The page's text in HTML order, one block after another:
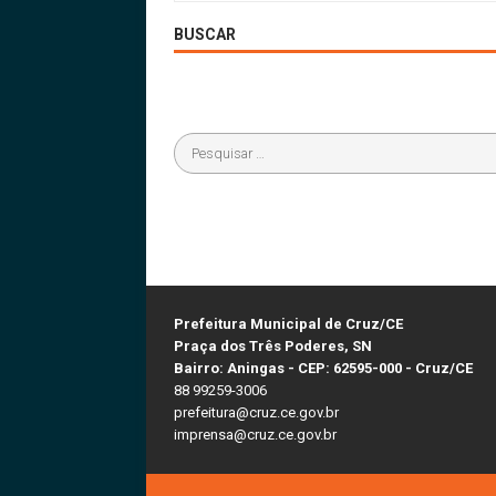
BUSCAR
Prefeitura Municipal de Cruz/CE
Praça dos Três Poderes, SN
Bairro: Aningas - CEP: 62595-000 - Cruz/CE
88 99259-3006
prefeitura@cruz.ce.gov.br
imprensa@cruz.ce.gov.br